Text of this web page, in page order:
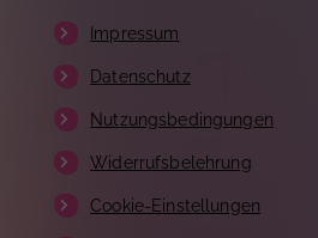
Impressum
Datenschutz
Nutzungsbedingungen
Widerrufsbelehrung
Cookie-Einstellungen